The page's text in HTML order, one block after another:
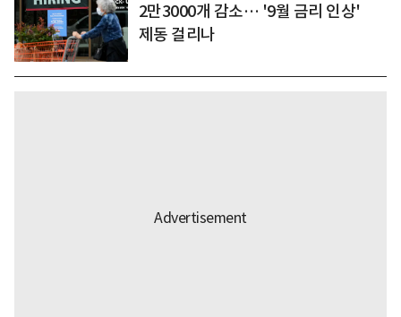
2만3000개 감소… '9월 금리 인상'
제동 걸리나